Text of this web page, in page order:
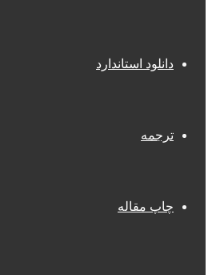
دانلود استاندارد
ترجمه
چاپ مقاله